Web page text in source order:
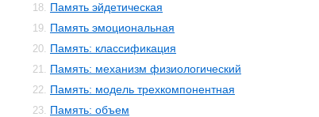
18. Память эйдетическая
19. Память эмоциональная
20. Память: классификация
21. Память: механизм физиологический
22. Память: модель трехкомпонентная
23. Память: объем